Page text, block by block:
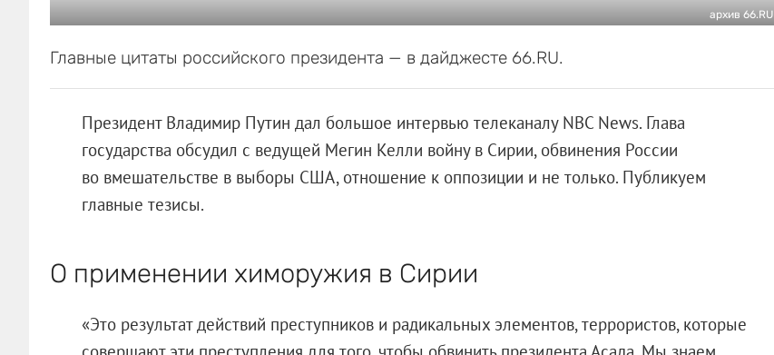
архив 66.RU
Главные цитаты российского президента — в дайджесте 66.RU.
Президент Владимир Путин дал большое интервью телеканалу NBC News. Глава
государства обсудил с ведущей Мегин Келли войну в Сирии, обвинения России
во вмешательстве в выборы США, отношение к оппозиции и не только. Публикуем
главные тезисы.
О применении химоружия в Сирии
«Это результат действий преступников и радикальных элементов, террористов, которые